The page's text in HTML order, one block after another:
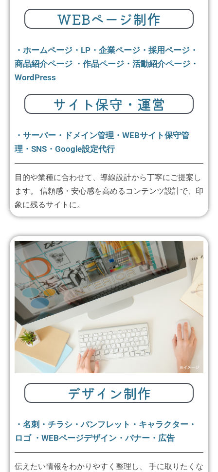
WEBページ制作
・ホームページ・LP・企業ページ・採用ページ・
商品紹介ページ ・作品ページ・活動紹介ページ・
WordPress
サイト保守・運営
・サーバー・ドメイン管理・WEBサイト保守管
理・SNS・Google設定代行
目的や業種に合わせて、導線設計から丁寧にご提案し
ます。 信頼感・安心感を高めるコンテンツ設計で、印
象に残るサイトに。
デザイン制作
・名刺・チラシ・パンフレット・キャラクター・
ロゴ ・WEBページデザイン・バナー・広告
伝えたい情報をわかりやすく整理し、 手に取りたくな